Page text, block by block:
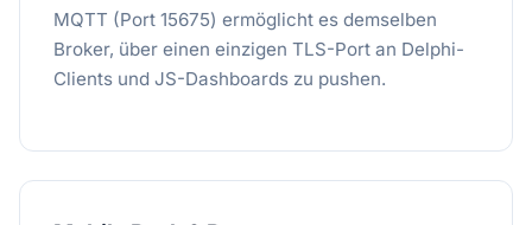
MQTT (Port 15675) ermöglicht es demselben
Broker, über einen einzigen TLS-Port an Delphi-
Clients und JS-Dashboards zu pushen.